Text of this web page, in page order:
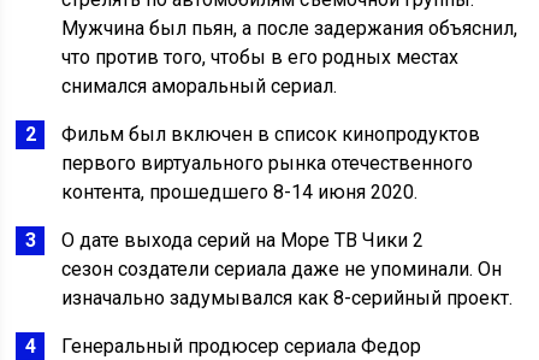
Мужчина был пьян, а после задержания объяснил,
что против того, чтобы в его родных местах
снимался аморальный сериал.
Фильм был включен в список кинопродуктов
первого виртуального рынка отечественного
контента, прошедшего 8-14 июня 2020.
О дате выхода серий на Море ТВ Чики 2
сезон создатели сериала даже не упоминали. Он
изначально задумывался как 8-серийный проект.
Генеральный продюсер сериала Федор